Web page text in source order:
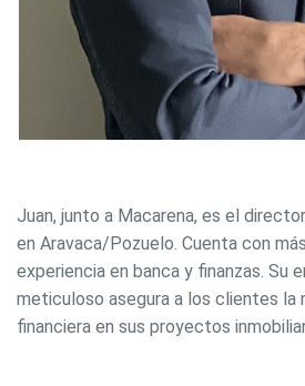
Juan, junto a Macarena, es el
en Aravaca/Pozuelo. Cuenta con
experiencia en banca y finanzas. Su
meticuloso asegura a los clientes la
financiera en sus proyectos
Técnicas y funcionales
Este sitio web utiliza Cookies propias
información con la finalidad de
Si continua navegando, supone la
instalación de las mismas. El
Analíticas y personalización
Permiten realizar el seguimiento y
comportamiento de los usuarios de
información recogida mediante este